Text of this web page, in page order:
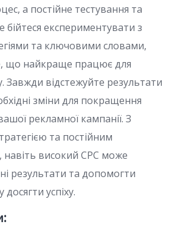
а постійне тестування та
бійтеся експериментувати з
та ключовими словами,
що найкраще працює для
Завжди відстежуйте результати
зміни для покращення
рекламної кампанії. З
та постійним
високий CPC може
результати та допомогти
успіху.